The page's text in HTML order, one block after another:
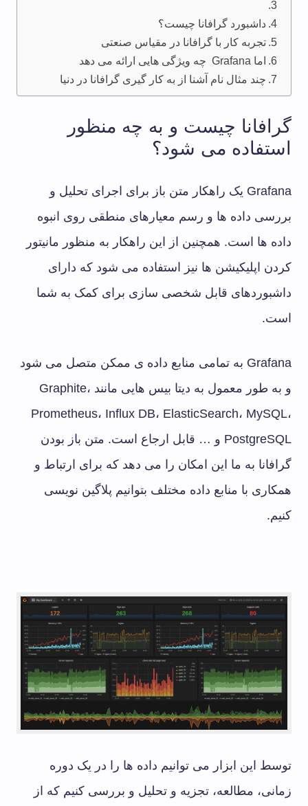
داشبورد گرافانا چیست؟
تجربه کار با گرافانا در مقیاس صنعتی
اما Grafana چه ویژگی هایی ارائه می دهد
چند مثال نام آشنا از به کار گیری گرافانا در دنیا
گرافانا چیست و به چه منظور
استفاده می شود؟
Grafana یک راهکار متن باز برای اجرای تحلیل و
بررسی داده ها و رسم معیارهای منطقی روی انبوه
داده ها است. همچنین از این راهکار به منظور مانیتور
کردن اپلیکیشن ها نیز استفاده می شود که دارای
داشبوردهای قابل شخصی سازی برای کمک به شما
است.
Grafana به تمامی منابع داده ی ممکن متصل می شود
و به طور معمول به دیتا بیس هایی مانند Graphite،
Prometheus، Influx DB، ElasticSearch، MySQL،
PostgreSQL و … قابل ارجاع است. متن باز بودن
گرافانا به ما این امکان را می دهد که برای ارتباط و
همکاری با منابع داده مختلف بتوانیم پلاگین نویسی
کنیم.
توسط این ابزار می توانیم داده ها را در یک دوره
زمانی، مطالعه، تجزیه و تحلیل و بررسی کنیم که از